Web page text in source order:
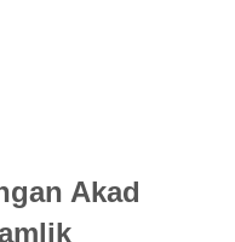
Akad